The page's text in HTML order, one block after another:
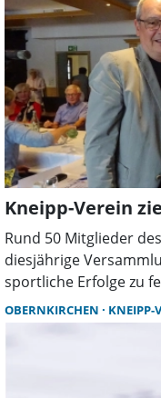
Kneipp-Verein
Rund 50 Mitglieder
diesjährige
sportliche Erfolge zu
stellen. Neben
Neuwahlen und der
OBERNKIRCHEN KNEIPP-